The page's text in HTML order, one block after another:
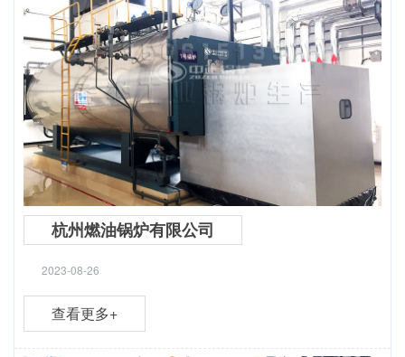
杭州燃油锅炉有限公司
2023-08-26
查看更多+